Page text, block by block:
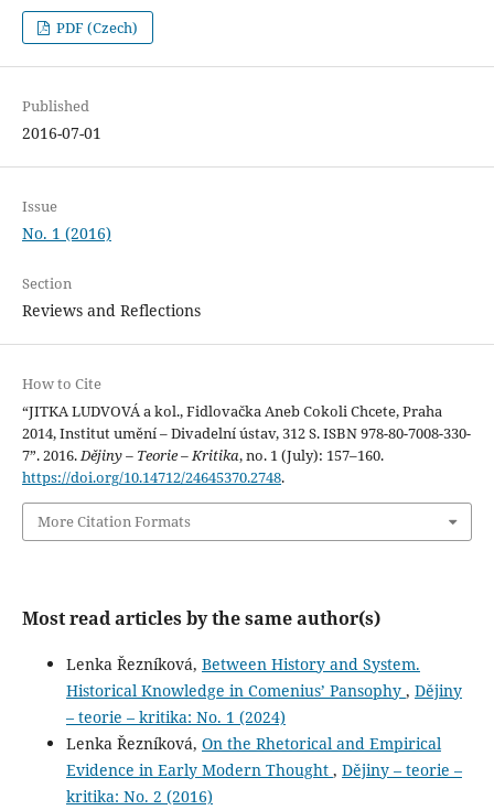
PDF (Czech)
Published
2016-07-01
Issue
No. 1 (2016)
Section
Reviews and Reflections
How to Cite
“JITKA LUDVOVÁ a kol., Fidlovačka Aneb Cokoli Chcete, Praha
2014, Institut umění – Divadelní ústav, 312 S. ISBN 978-80-7008-330-
7”. 2016.Dějiny – Teorie – Kritika, no. 1 (July): 157–160.
https://doi.org/10.14712/24645370.2748.
More Citation Formats
Most read articles by the same author(s)
Lenka Řezníková, Between History and System.
Historical Knowledge in Comenius’ Pansophy , Dějiny
– teorie – kritika: No. 1 (2024)
Lenka Řezníková, On the Rhetorical and Empirical
Evidence in Early Modern Thought , Dějiny – teorie –
kritika: No. 2 (2016)